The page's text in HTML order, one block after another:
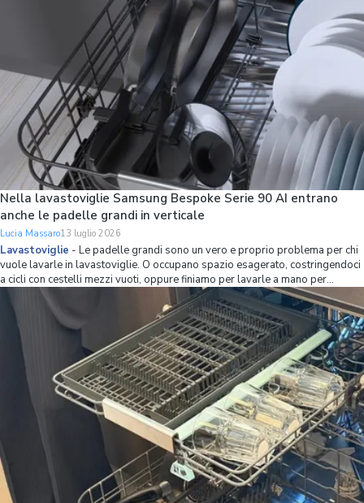
Nella lavastoviglie Samsung Bespoke Serie 90 AI entrano
anche le padelle grandi in verticale
Lucia Massaro13 luglio 2026
Lavastoviglie - Le padelle grandi sono un vero e proprio problema per chi
vuole lavarle in lavastoviglie. O occupano spazio esagerato, costringendoci
a cicli con cestelli mezzi vuoti, oppure finiamo per lavarle a mano per
mettere più stoviglie possibile in lavastoviglie. Se non volete avere più
questo problema,